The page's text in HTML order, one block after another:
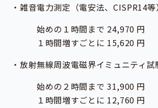
・雑音電力測定（電安法、CISPR14等）
始めの１時間まで 24,970 円
１時間増すごとに 15,620 円
・放射無線周波電磁界イミュニティ試
始めの２時間まで 31,900 円
１時間増すごとに 12,760 円